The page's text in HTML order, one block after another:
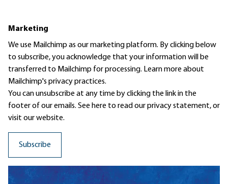
Marketing
We use Mailchimp as our marketing platform. By clicking below
to subscribe, you acknowledge that your information will be
transferred to Mailchimp for processing. Learn moreabout
Mailchimp's privacy practices.
You can unsubscribe at any time by clicking the link in the
footer of our emails. See here to read ourprivacy statement, or
visit our website.